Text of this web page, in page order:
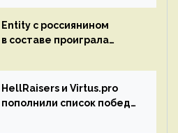
GO
Entity с россиянином
в составе проиграла
Circuit 2023
HellRaisers и Virtus.pro
пополнили список побед